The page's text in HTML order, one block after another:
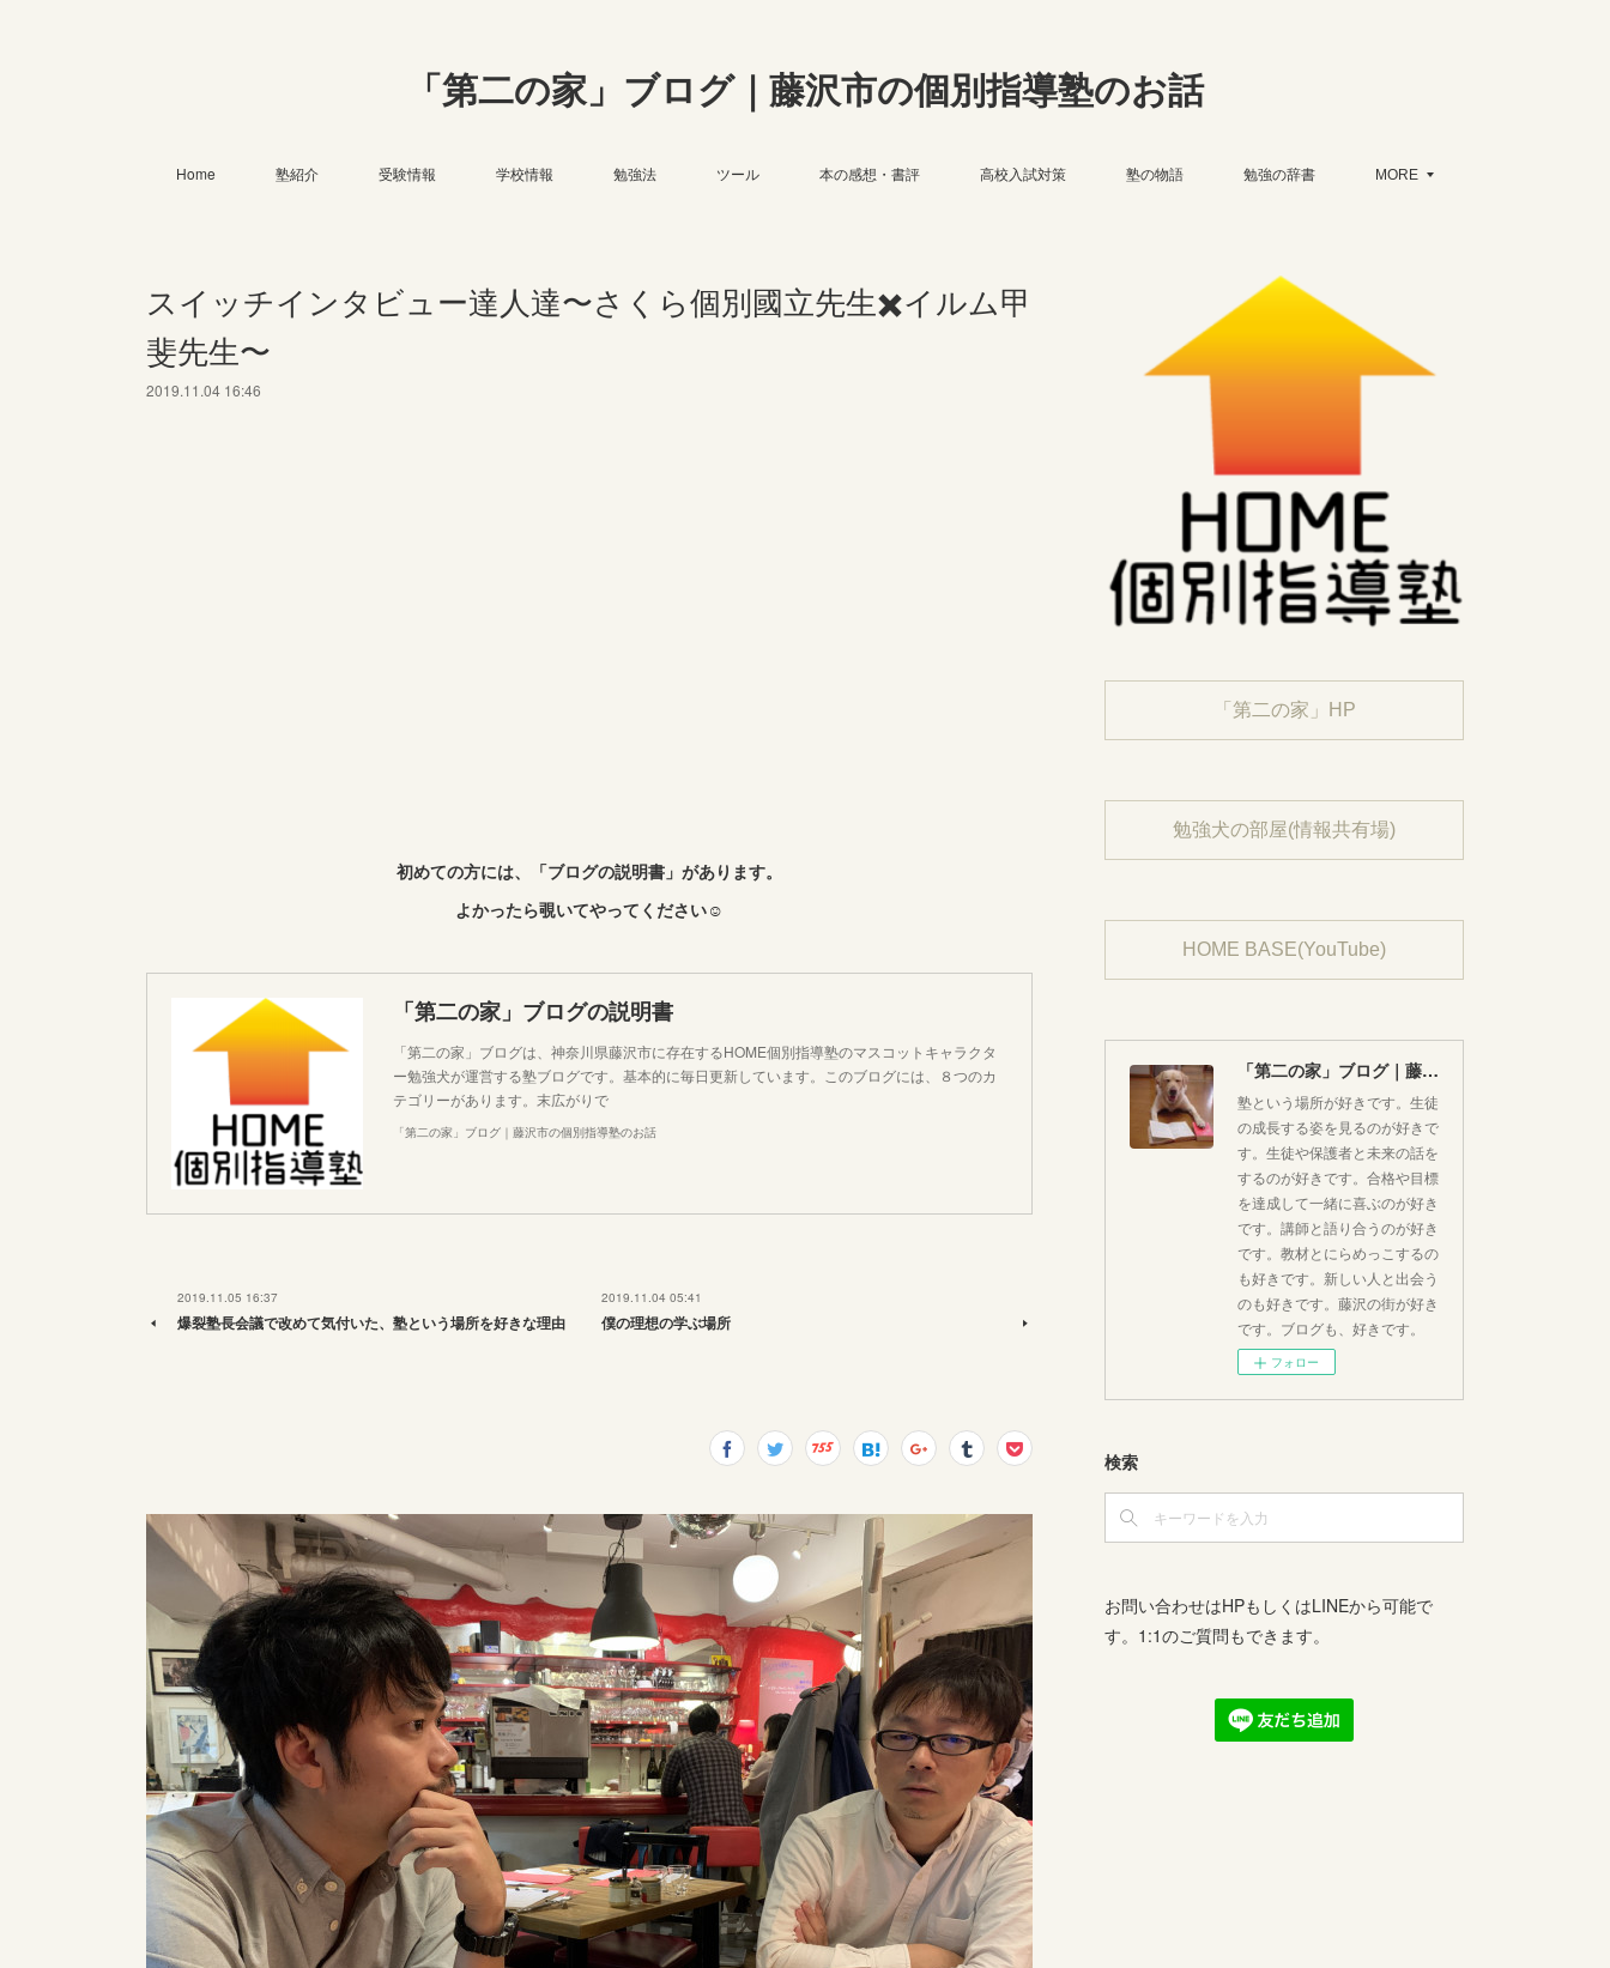
「第二の家」ブログ｜藤沢市の個別指導塾のお話
Home 塾紹介 受験情報 学校情報 勉強法 ツール 本の感想・書評 高校入試対策 塾の物語 勉強の辞書 MORE
スイッチインタビュー達人達〜さくら個別國立先生✖️イルム甲
斐先生〜
2019.11.04 16:46
初めての方には、「ブログの説明書」があります。
よかったら覗いてやってください☺︎
「第二の家」ブログの説明書
「第二の家」ブログは、神奈川県藤沢市に存在するHOME個別指導塾のマスコットキャラクタ
ー勉強犬が運営する塾ブログです。基本的に毎日更新しています。このブログには、８つのカ
テゴリーがあります。末広がりで
「第二の家」ブログ｜藤沢市の個別指導塾のお話
2019.11.05 16:37
爆裂塾長会議で改めて気付いた、塾という場所を好きな理由
2019.11.04 05:41
僕の理想の学ぶ場所
「第二の家」HP
勉強犬の部屋(情報共有場)
HOME BASE(YouTube)
「第二の家」ブログ｜藤沢市の個別指導塾のお話
塾という場所が好きです。生徒
の成長する姿を見るのが好きで
す。生徒や保護者と未来の話を
するのが好きです。合格や目標
を達成して一緒に喜ぶのが好き
です。講師と語り合うのが好き
です。教材とにらめっこするの
も好きです。新しい人と出会う
のも好きです。藤沢の街が好き
です。ブログも、好きです。
フォロー
検索
お問い合わせはHPもしくはLINEから可能で
す。1:1のご質問もできます。